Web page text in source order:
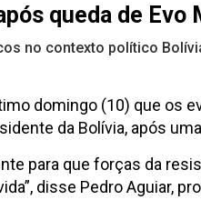
queda de Evo
no contexto político
domingo (10) que os
da Bolívia, após
para que forças da
disse Pedro Aguiar,